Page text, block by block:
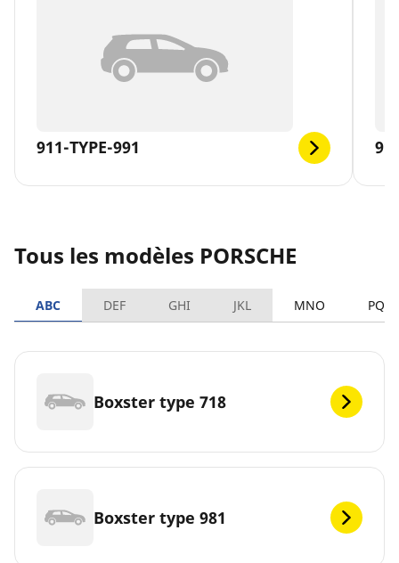
911-TYPE-991
Tous les modèles PORSCHE
ABC DEF GHI JKL MNO PQRS
Boxster type 718
Boxster type 981